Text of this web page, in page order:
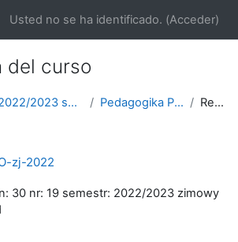
de búsqueda de entrada
Usted no se ha identificado. (Acceder)
del curso
2022/2023 semestr zimowy Pedagogika PIEL O-zj-2022 Resumen
zj-2022
30 nr: 19 semestr: 2022/2023 zimowy